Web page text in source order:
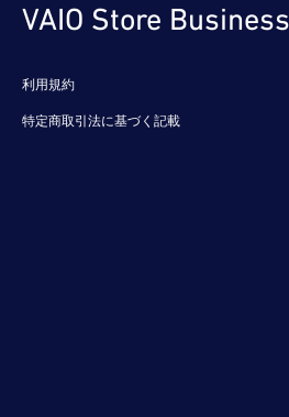
VAIO Store Business
利用規約
特定商取引法に基づく記載